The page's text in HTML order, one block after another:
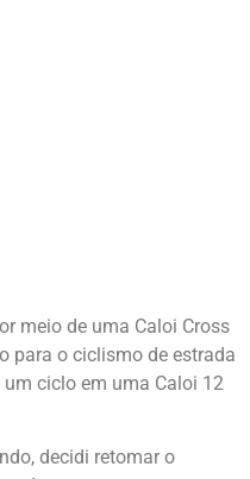
meio de uma Caloi Cross
para o ciclismo de estrada
ciclo em uma Caloi 12
decidi retomar o